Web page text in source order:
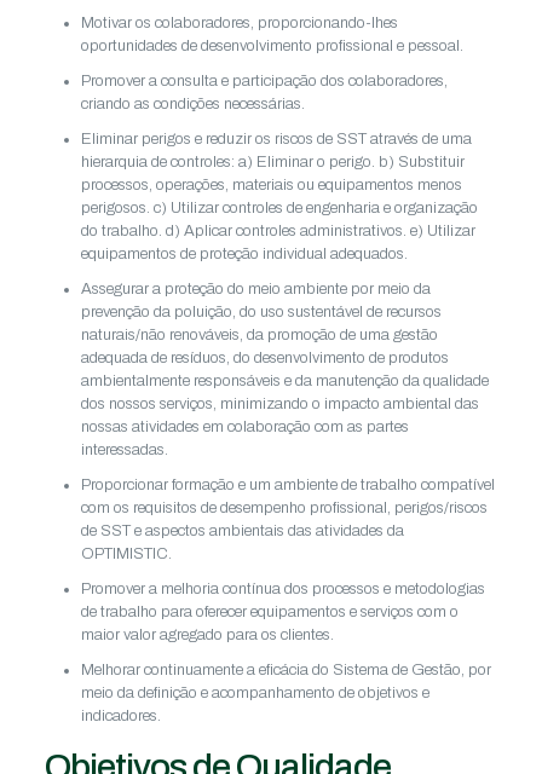
Motivar os colaboradores, proporcionando-lhes
oportunidades de desenvolvimento profissional e pessoal.
Promover a consulta e participação dos colaboradores,
criando as condições necessárias.
Eliminar perigos e reduzir os riscos de SST através de uma
hierarquia de controles: a) Eliminar o perigo. b) Substituir
processos, operações, materiais ou equipamentos menos
perigosos. c) Utilizar controles de engenharia e organização
do trabalho. d) Aplicar controles administrativos. e) Utilizar
equipamentos de proteção individual adequados.
Assegurar a proteção do meio ambiente por meio da
prevenção da poluição, do uso sustentável de recursos
naturais/não renováveis, da promoção de uma gestão
adequada de resíduos, do desenvolvimento de produtos
ambientalmente responsáveis e da manutenção da qualidade
dos nossos serviços, minimizando o impacto ambiental das
nossas atividades em colaboração com as partes
interessadas.
Proporcionar formação e um ambiente de trabalho compatível
com os requisitos de desempenho profissional, perigos/riscos
de SST e aspectos ambientais das atividades da
OPTIMISTIC.
Promover a melhoria contínua dos processos e metodologias
de trabalho para oferecer equipamentos e serviços com o
maior valor agregado para os clientes.
Melhorar continuamente a eficácia do Sistema de Gestão, por
meio da definição e acompanhamento de objetivos e
indicadores.